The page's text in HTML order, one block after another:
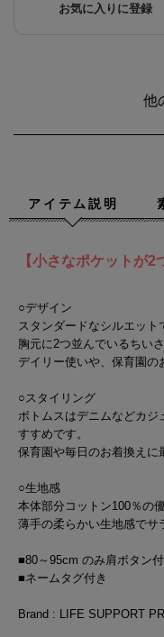
お気に入りに登録
他
アイテム説明
【小さなポケットが2
○デザイン
スタンダードなシルエット
胸元に2つ並んでいるちい
デイリー使いや、保育園の
○スタイリング
ボトムスはデニムなどカ
すすめです。
保育園や毎日のお着換えに
○生地感
本体部分コットン100％の
薄手の柔らかい生地感でサ
■80～95cm のみ肩ボタン付
■ネームタグ付き
Brand : LIFE SUPPORT